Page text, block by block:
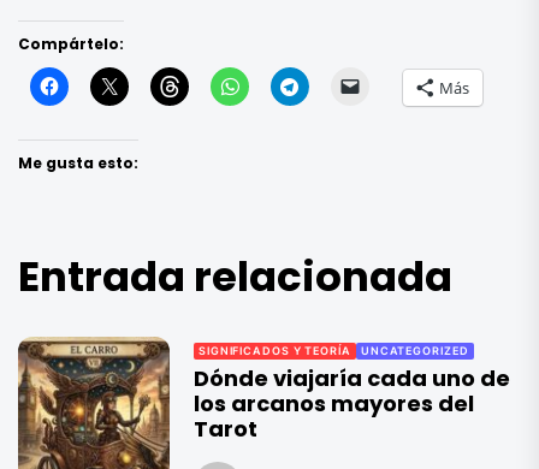
Compártelo:
Más
Me gusta esto:
Entrada relacionada
SIGNIFICADOS Y TEORÍA UNCATEGORIZED
Dónde viajaría cada uno de
los arcanos mayores del
Tarot